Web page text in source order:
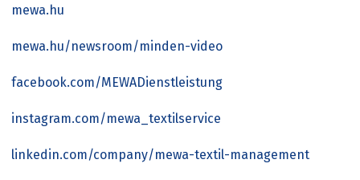
mewa.hu
mewa.hu/newsroom/minden-video
facebook.com/MEWADienstleistung
instagram.com/mewa_textilservice
linkedin.com/company/mewa-textil-management